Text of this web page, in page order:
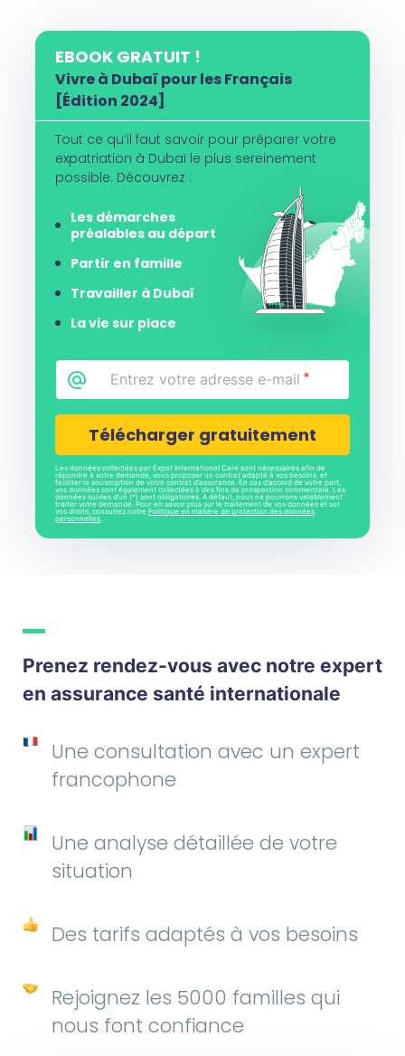
EBOOK GRATUIT !
Vivre à Dubaï pour les Français
[Édition 2024]
Tout ce qu’il faut savoir pour préparer votre
expatriation à Dubaï le plus sereinement
possible. Découvrez :
Les démarches
préalables au départ
Partir en famille
Travailler à Dubaï
La vie sur place
Email
CAPTCHA
Les données collectées par Expat International Care sont nécessaires afin de
répondre à votre demande, vous proposer un contrat adapté à vos besoins, et
faciliter la souscription de votre contrat d’assurance. En cas d’accord de votre part,
vos données sont également collectées à des fins de prospection commerciale. Les
données suivies d’un (*) sont obligatoires. A défaut, nous ne pourrons valablement
traiter votre demande. Pour en savoir plus sur le traitement de vos données et sur
vos droits, consultez notre Politique en matière de protection des données
personnelles
Prenez rendez-vous avec notre expert
en assurance santé internationale
Une consultation avec un expert
francophone
Une analyse détaillée de votre
situation
Des tarifs adaptés à vos besoins
Rejoignez les 5000 familles qui
nous font confiance